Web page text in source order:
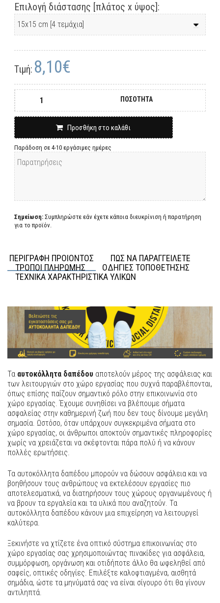
Επιλογή διάστασης [πλάτος x ύψος]:
Τιμή: 8,10€
ΠΟΣΟΤΗΤΑ
Προσθήκη στο καλάθι
Παράδοση σε 4-10 εργάσιμες ημέρες
Σημείωση: Συμπληρώστε εάν έχετε κάποια διευκρίνιση ή παρατήρηση
για το προϊόν.
ΠΕΡΙΓΡΑΦΗ ΠΡΟΙΟΝΤΟΣ
ΠΩΣ ΝΑ ΠΑΡΑΓΓΕΙΛΕΤΕ
ΤΡΟΠΟΙ ΠΛΗΡΩΜΗΣ
ΟΔΗΓΙΕΣ ΤΟΠΟΘΕΤΗΣΗΣ
ΤΕΧΝΙΚΑ ΧΑΡΑΚΤΗΡΙΣΤΙΚΑ ΥΛΙΚΩΝ
Τα αυτοκόλλητα δαπέδου αποτελούν μέρος της ασφάλειας και
των λειτουργιών στο χώρο εργασίας που συχνά παραβλέπονται,
όπως επίσης παίζουν σημαντικό ρόλο στην επικοινωνία στο
χώρο εργασίας. Έχουμε συνηθίσει να βλέπουμε σήματα
ασφαλείας στην καθημερινή ζωή που δεν τους δίνουμε μεγάλη
σημασία. Ωστόσο, όταν υπάρχουν συγκεκριμένα σήματα στο
χώρο εργασίας, οι άνθρωποι αποκτούν σημαντικές πληροφορίες
χωρίς να χρειάζεται να σκέφτονται πάρα πολύ ή να κάνουν
πολλές ερωτήσεις.
Τα αυτοκόλλητα δαπέδου μπορούν να δώσουν ασφάλεια και να
βοηθήσουν τους ανθρώπους να εκτελέσουν εργασίες πιο
αποτελεσματικά, να διατηρήσουν τους χώρους οργανωμένους ή
να βρουν τα εργαλεία και τα υλικά που αναζητούν. Τα
αυτοκόλλητα δαπέδου κάνουν μια επιχείρηση να λειτουργεί
καλύτερα.
Ξεκινήστε να χτίζετε ένα οπτικό σύστημα επικοινωνίας στο
χώρο εργασίας σας χρησιμοποιώντας πινακίδες για ασφάλεια,
συμμόρφωση, οργάνωση και οτιδήποτε άλλο θα ωφεληθεί από
σαφείς, οπτικές οδηγίες. Επιλέξτε καλοφτιαγμένα, αισθητά
σημάδια, ώστε τα μηνύματά σας να είναι σίγουρο ότι θα γίνουν
αντιληπτά.